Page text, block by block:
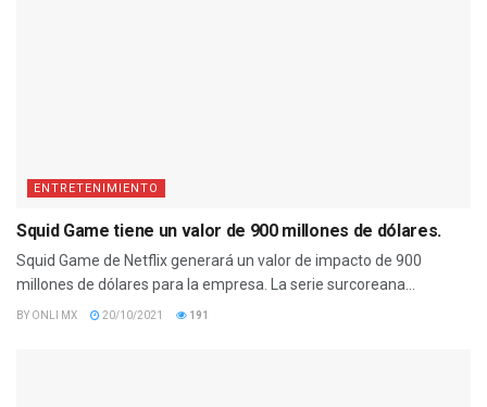
ENTRETENIMIENTO
Squid Game tiene un valor de 900 millones de dólares.
Squid Game de Netflix generará un valor de impacto de 900
millones de dólares para la empresa. La serie surcoreana...
BY ONLI MX 20/10/2021 191